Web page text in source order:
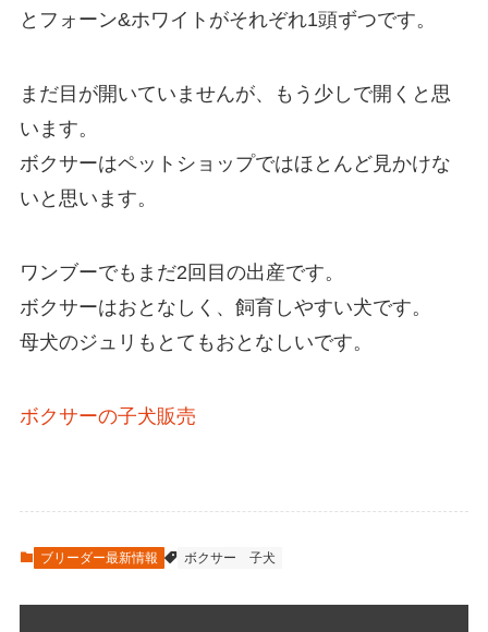
とフォーン&ホワイトがそれぞれ1頭ずつです。
まだ目が開いていませんが、もう少しで開くと思
います。
ボクサーはペットショップではほとんど見かけな
いと思います。
ワンブーでもまだ2回目の出産です。
ボクサーはおとなしく、飼育しやすい犬です。
母犬のジュリもとてもおとなしいです。
ボクサーの子犬販売
ブリーダー最新情報 ボクサー 子犬